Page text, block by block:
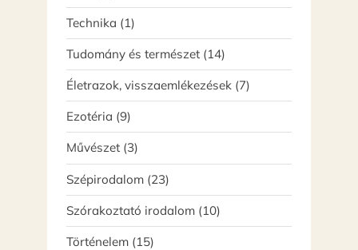
termék
Technika 11
termék
Tudomány és természet 1414
termék
Életrazok, visszaemlékezések 77
termék
Ezotéria 99
termék
Művészet 33
termék
Szépirodalom 2323
termék
Szórakoztató irodalom 1010
termék
Történelem 1515